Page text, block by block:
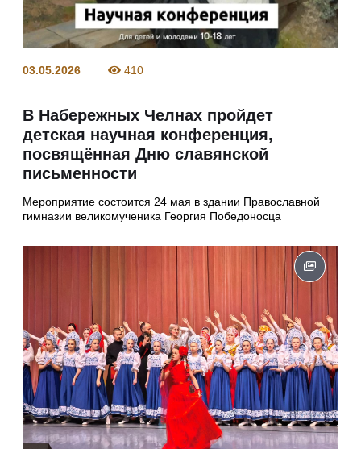
03.05.2026 410
В Набережных Челнах пройдет
детская научная конференция,
посвящённая Дню славянской
письменности
Мероприятие состоится 24 мая в здании Православной
гимназии великомученика Георгия Победоносца